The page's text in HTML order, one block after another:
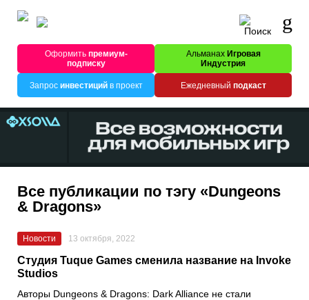
Оформитьпремиум-
подписку
Альманах Игровая
Индустрия
Запрос инвестицийв проект Ежедневный подкаст
Все публикации по тэгу «Dungeons
& Dragons»
Новости 13 октября, 2022
Студия Tuque Games сменила название на Invoke
Studios
Авторы Dungeons & Dragons: Dark Alliance не стали